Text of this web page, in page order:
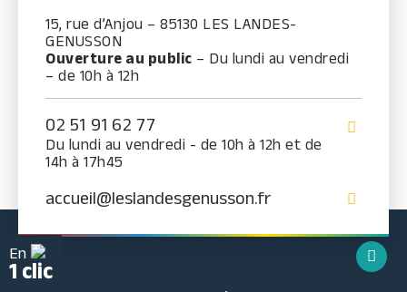
15, rue d’Anjou – 85130 LES LANDES-
GENUSSON
Ouverture au public – Du lundi au vendredi
– de 10h à 12h
02 51 91 62 77
Du lundi au vendredi - de 10h à 12h et de
14h à 17h45
accueil@leslandesgenusson.fr
En
1 clic